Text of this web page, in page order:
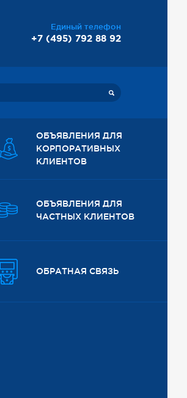
Единый телефон
+7 (495) 792 88 92
ОБЪЯВЛЕНИЯ ДЛЯ
КОРПОРАТИВНЫХ
КЛИЕНТОВ
ОБЪЯВЛЕНИЯ ДЛЯ
ЧАСТНЫХ КЛИЕНТОВ
ОБРАТНАЯ СВЯЗЬ